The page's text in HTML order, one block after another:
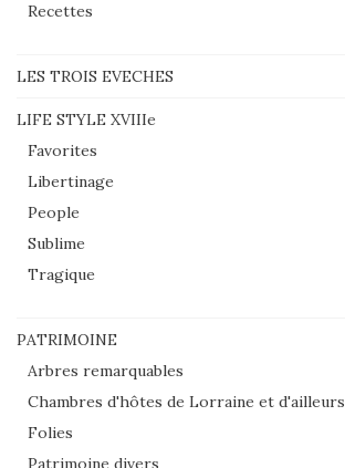
Recettes
LES TROIS EVECHES
LIFE STYLE XVIIIe
Favorites
Libertinage
People
Sublime
Tragique
PATRIMOINE
Arbres remarquables
Chambres d'hôtes de Lorraine et d'ailleurs
Folies
Patrimoine divers